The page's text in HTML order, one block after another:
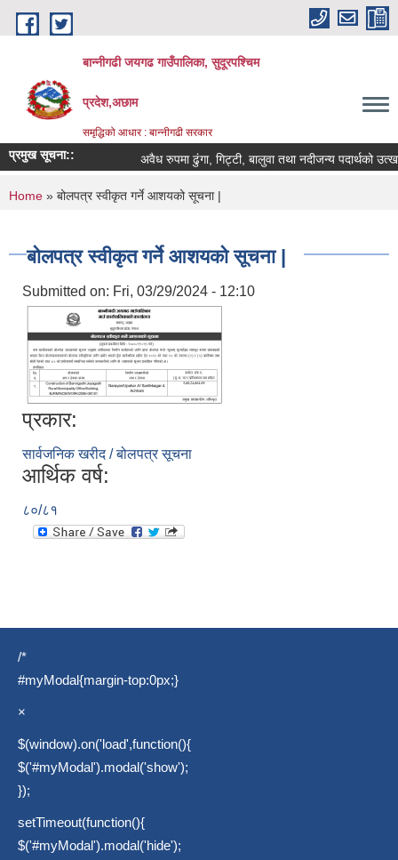
Skip to main content
बान्नीगढी जयगढ गाउँपालिका, सुदूरपश्चिम
प्रदेश,अछाम
समृद्धिको आधार : बान्नीगढी सरकार
प्रमुख सूचना:: अवैध रुपमा ढुंगा, गिट्टी, बालुवा तथा नदीजन्य पदार्थको
You are here
Home » बोलपत्र स्वीकृत गर्ने आशयको सूचना |
बोलपत्र स्वीकृत गर्ने आशयको सूचना |
Submitted on: Fri, 03/29/2024 - 12:10
प्रकार:
सार्वजनिक खरीद / बोलपत्र सूचना
आर्थिक वर्ष:
८०/८१
/*
#myModal{margin-top:0px;}
×
$(window).on('load',function(){
$('#myModal').modal('show');
});
setTimeout(function(){
$('#myModal').modal('hide');